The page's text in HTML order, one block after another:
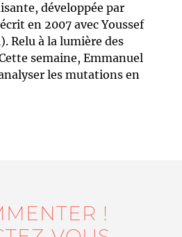
Qui sommes-nous ?
développée par
en 2007 avec Youssef
Relu à la lumière des
semaine, Emmanuel
les mutations en
!